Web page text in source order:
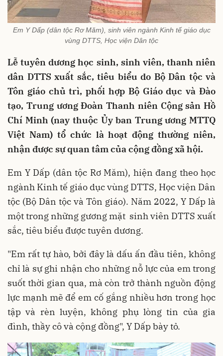
Em Y Dấp (dân tộc Rơ Măm), sinh viên ngành Kinh tế giáo dục
vùng DTTS, Học viện Dân tộc
Lễ tuyên dương học sinh, sinh viên, thanh niên
dân DTTS xuất sắc, tiêu biểu do Bộ Dân tộc và
Tôn giáo chủ trì, phối hợp Bộ Giáo dục và Đào
tạo, Trung ương Đoàn Thanh niên Cộng sản Hồ
Chí Minh (nay thuộc Ủy ban Trung ương MTTQ
Việt Nam) tổ chức là hoạt động thường niên,
nhận được sự quan tâm của cộng đồng xã hội.
Em Y Dấp (dân tộc Rơ Măm), hiện đang theo học
ngành Kinh tế giáo dục vùng DTTS, Học viện Dân
tộc (Bộ Dân tộc và Tôn giáo). Năm 2022, Y Dấp là
một trong những gương mặt sinh viên DTTS xuất
sắc, tiêu biểu được tuyên dương.
"Em rất tự hào, bởi đây là dấu ấn đầu tiên, không
chỉ là sự ghi nhận cho những nỗ lực của em trong
suốt thời gian qua, mà còn trở thành nguồn động
lực mạnh mẽ để em cố gắng nhiều hơn trong học
tập và rèn luyện, không phụ lòng tin của gia
đình, thầy cô và cộng đồng", Y Dấp bày tỏ.